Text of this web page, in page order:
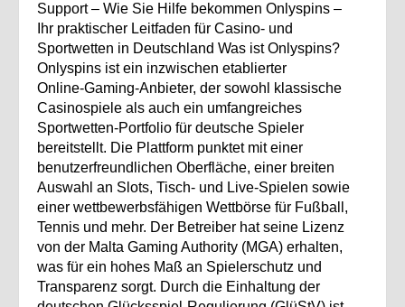
Support – Wie Sie Hilfe bekommen Onlyspins –
Ihr praktischer Leitfaden für Casino‑ und
Sportwetten in Deutschland Was ist Onlyspins?
Onlyspins ist ein inzwischen etablierter
Online‑Gaming‑Anbieter, der sowohl klassische
Casinospiele als auch ein umfangreiches
Sportwetten‑Portfolio für deutsche Spieler
bereitstellt. Die Plattform punktet mit einer
benutzerfreundlichen Oberfläche, einer breiten
Auswahl an Slots, Tisch‑ und Live‑Spielen sowie
einer wettbewerbsfähigen Wettbörse für Fußball,
Tennis und mehr. Der Betreiber hat seine Lizenz
von der Malta Gaming Authority (MGA) erhalten,
was für ein hohes Maß an Spielerschutz und
Transparenz sorgt. Durch die Einhaltung der